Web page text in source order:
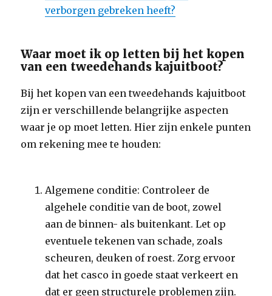
verborgen gebreken heeft?
Waar moet ik op letten bij het kopen
van een tweedehands kajuitboot?
Bij het kopen van een tweedehands kajuitboot
zijn er verschillende belangrijke aspecten
waar je op moet letten. Hier zijn enkele punten
om rekening mee te houden:
Algemene conditie: Controleer de
algehele conditie van de boot, zowel
aan de binnen- als buitenkant. Let op
eventuele tekenen van schade, zoals
scheuren, deuken of roest. Zorg ervoor
dat het casco in goede staat verkeert en
dat er geen structurele problemen zijn.